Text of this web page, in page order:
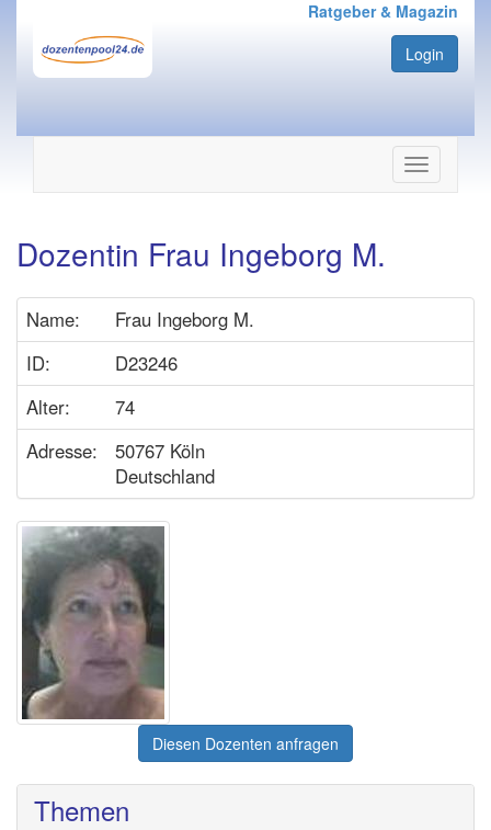
Ratgeber & Magazin
Login
Navigation
ein-/
Dozentin Frau Ingeborg M.
Name:
Frau Ingeborg M.
ID:
D23246
Alter:
74
Adresse:
50767 Köln
Deutschland
Diesen Dozenten anfragen
Themen